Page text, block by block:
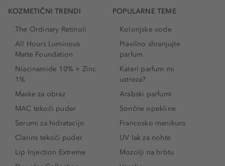
KOZMETIČNI TRENDI
The Ordinary Retinoli
All Hours Luminous
Matte Foundation
Niacinamide 10% + Zinc
1%
Maske za obraz
MAC tekoči puder
Serumi za hidratacijo
Clarins tekoči puder
Lip Injection Extreme
POPULARNE TEME
Kolonjske vode
Pravilno shranjujte
parfum
Kateri parfum mi
ustreza?
Arabski parfumi
Sončne opekline
Francosko manikuro
UV lak za nohte
Mozolji na hrbtu